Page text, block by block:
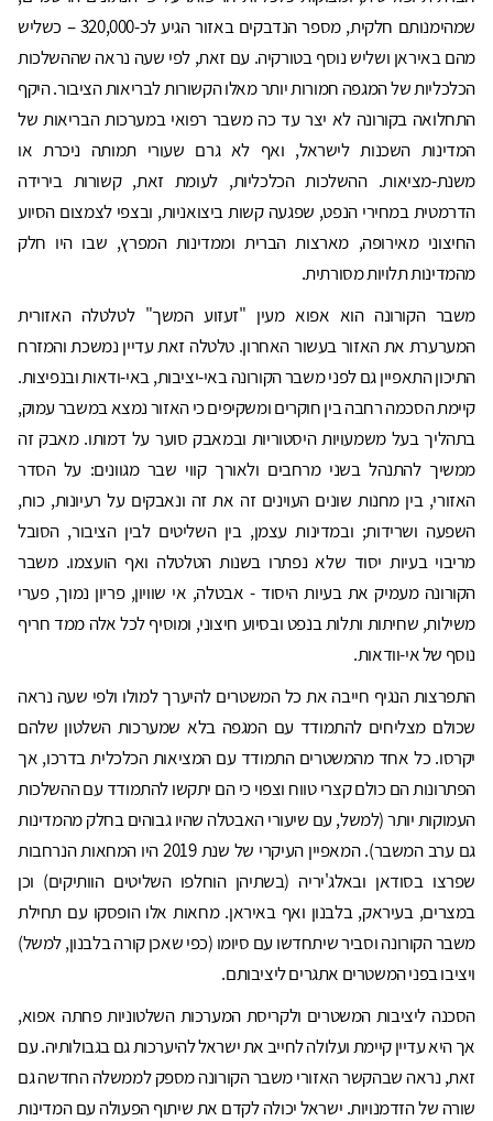
שמהימנותם חלקית, מספר הנדבקים באזור הגיע לכ-320,000 – כשליש
מהם באיראן ושליש נוסף בטורקיה. עם זאת, לפי שעה נראה שההשלכות
הכלכליות של המגפה חמורות יותר מאלו הקשורות לבריאות הציבור. היקף
התחלואה בקורונה לא יצר עד כה משבר רפואי במערכות הבריאות של
המדינות השכנות לישראל, ואף לא גרם שעורי תמותה ניכרת או
משנת-מציאות. ההשלכות הכלכליות, לעומת זאת, קשורות בירידה
הדרמטית במחירי הנפט, שפגעה קשות ביצואניות, ובצפי לצמצום הסיוע
החיצוני מאירופה, מארצות הברית וממדינות המפרץ, שבו היו חלק
מהמדינות תלויות מסורתית.
משבר הקורונה הוא אפוא מעין "זעזוע המשך" לטלטלה האזורית
המערערת את האזור בעשור האחרון. טלטלה זאת עדיין נמשכת והמזרח
התיכון התאפיין גם לפני משבר הקורונה באי-יציבות, באי-ודאות ובנפיצות.
קיימת הסכמה רחבה בין חוקרים ומשקיפים כי האזור נמצא במשבר עמוק,
בתהליך בעל משמעויות היסטוריות ובמאבק סוער על דמותו. מאבק זה
ממשיך להתנהל בשני מרחבים ולאורך קווי שבר מגוונים: על הסדר
האזורי, בין מחנות שונים העוינים זה את זה ונאבקים על רעיונות, כוח,
השפעה ושרידות; ובמדינות עצמן, בין השליטים לבין הציבור, הסובל
מריבוי בעיות יסוד שלא נפתרו בשנות הטלטלה ואף הועצמו. משבר
הקורונה מעמיק את בעיות היסוד - אבטלה, אי שוויון, פריון נמוך, פערי
משילות, שחיתות ותלות בנפט ובסיוע חיצוני, ומוסיף לכל אלה ממד חריף
נוסף של אי-וודאות.
התפרצות הנגיף חייבה את כל המשטרים להיערך למולו ולפי שעה נראה
שכולם מצליחים להתמודד עם המגפה בלא שמערכות השלטון שלהם
יקרסו. כל אחד מהמשטרים התמודד עם המציאות הכלכלית בדרכו, אך
הפתרונות הם כולם קצרי טווח וצפוי כי הם יתקשו להתמודד עם ההשלכות
העמוקות יותר (למשל, עם שיעורי האבטלה שהיו גבוהים בחלק מהמדינות
גם ערב המשבר). המאפיין העיקרי של שנת 2019 היו המחאות הנרחבות
שפרצו בסודאן ובאלג'יריה (בשתיהן הוחלפו השליטים הוותיקים) וכן
במצרים, בעיראק, בלבנון ואף באיראן. מחאות אלו הופסקו עם תחילת
משבר הקורונה וסביר שיתחדשו עם סיומו (כפי שאכן קורה בלבנון, למשל)
ויציבו בפני המשטרים אתגרים ליציבותם.
הסכנה ליציבות המשטרים ולקריסת המערכות השלטוניות פחתה אפוא,
אך היא עדיין קיימת ועלולה לחייב את ישראל להיערכות גם בגבולותיה. עם
זאת, נראה שבהקשר האזורי משבר הקורונה מספק לממשלה החדשה גם
שורה של הזדמנויות. ישראל יכולה לקדם את שיתוף הפעולה עם המדינות